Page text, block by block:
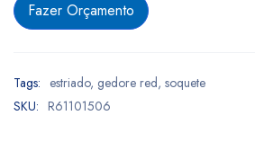
Fazer Orçamento
Tags: estriado, gedore red, soquete
SKU: R61101506